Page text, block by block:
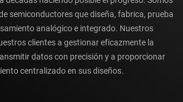
semiconductores que diseña, fabrica, prueba
analógico e integrado. Nuestros
clientes a gestionar eficazmente la
datos con precisión y a proporcionar
centralizado en sus diseños.